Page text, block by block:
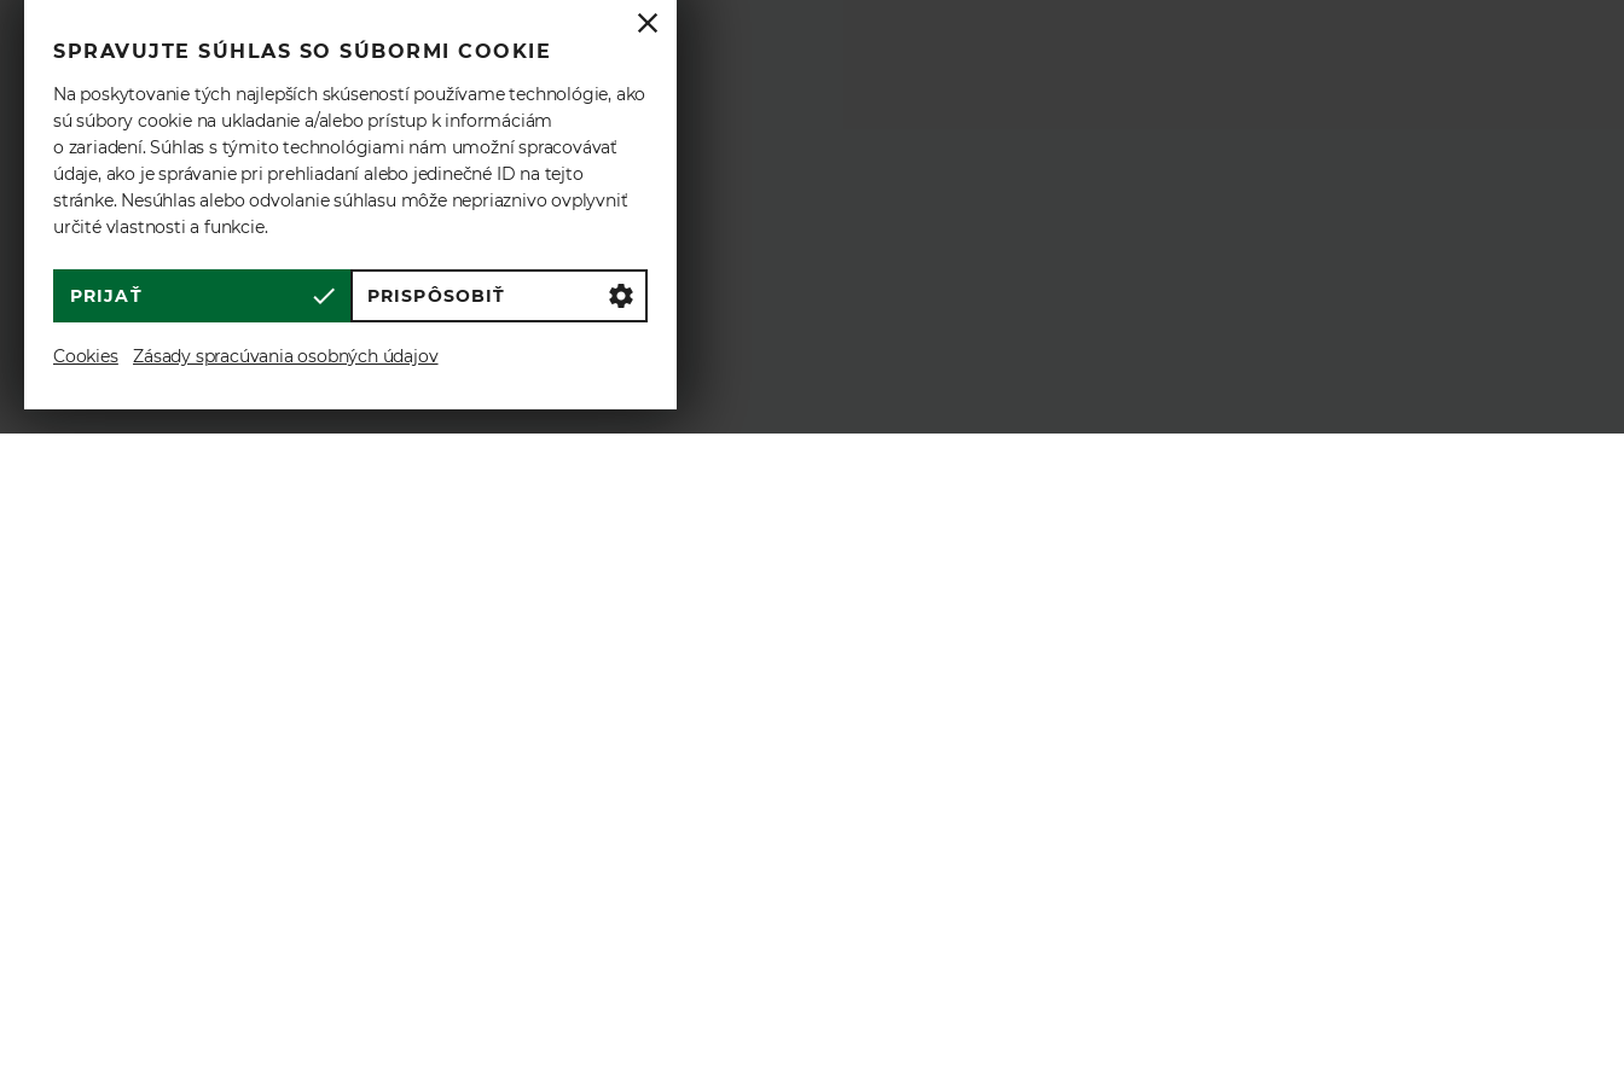
SPRAVUJTE SÚHLAS SO SÚBORMI COOKIE
Na poskytovanie tých najlepších skúseností používame technológie, ako
sú súbory cookie na ukladanie a/alebo prístup k informáciám
o zariadení. Súhlas s týmito technológiami nám umožní spracovávať
údaje, ako je správanie pri prehliadaní alebo jedinečné ID na tejto
stránke. Nesúhlas alebo odvolanie súhlasu môže nepriaznivo ovplyvniť
určité vlastnosti a funkcie.
PRIJAŤ PRISPÔSOBIŤ
Cookies Zásady spracúvania osobných údajov